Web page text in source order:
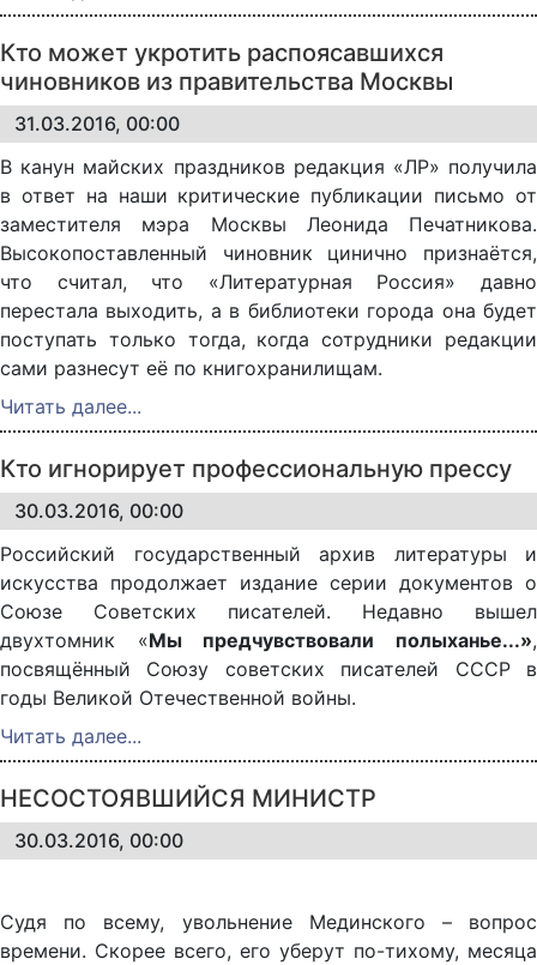
Кто может укротить распоясавшихся
чиновников из правительства Москвы
31.03.2016, 00:00
В канун майских праздников редакция «ЛР» получила
в ответ на наши критические публикации письмо от
заместителя мэра Москвы Леонида Печатникова.
Высокопоставленный чиновник цинично признаётся,
что считал, что «Литературная Россия» давно
перестала выходить, а в библиотеки города она будет
поступать только тогда, когда сотрудники редакции
сами разнесут её по книгохранилищам.
Читать далее...
Кто игнорирует профессиональную прессу
30.03.2016, 00:00
Российский государственный архив литературы и
искусства продолжает издание серии документов о
Союзе Советских писателей. Недавно вышел
двухтомник «Мы предчувствовали полыханье...»,
посвящённый Союзу советских писателей СССР в
годы Великой Отечественной войны.
Читать далее...
НЕСОСТОЯВШИЙСЯ МИНИСТР
30.03.2016, 00:00
Судя по всему, увольнение Мединского – вопрос
времени. Скорее всего, его уберут по-тихому, месяца